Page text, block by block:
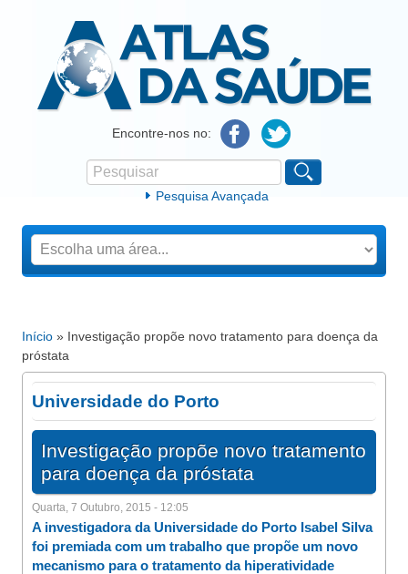
Atlas da SaúdeEncontre-nos no:
Formulário de procura
Pesquisar
Pesquisa Avançada
Está aqui
Início » Investigação propõe novo tratamento para doença da
próstata
Universidade do Porto
Investigação propõe novo tratamento
para doença da próstata
Quarta, 7 Outubro, 2015 - 12:05
A investigadora da Universidade do Porto Isabel Silva
foi premiada com um trabalho que propõe um novo
mecanismo para o tratamento da hiperatividade